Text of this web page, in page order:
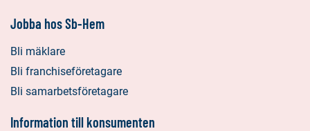
Jobba hos Sb-Hem
Bli mäklare
Bli franchiseföretagare
Bli samarbetsföretagare
Information till konsumenten